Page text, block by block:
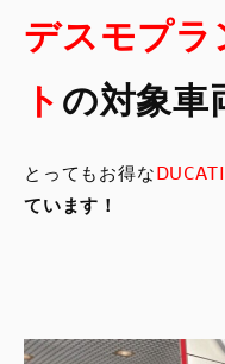
デスモプラ
ト の対象車
とってもお得な
ています！